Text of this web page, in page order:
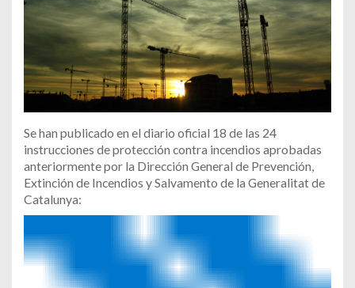
Se han publicado en el diario oficial 18 de las 24
instrucciones de protección contra incendios aprobadas
anteriormente por la Dirección General de Prevención,
Extinción de Incendios y Salvamento de la Generalitat de
Catalunya: